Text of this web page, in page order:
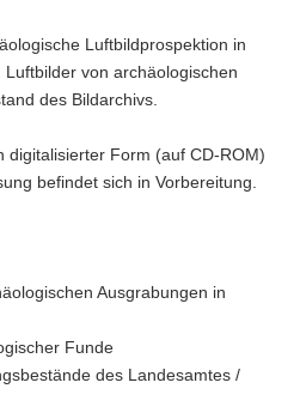
Luftbildprospektion in
von archäologischen
des Bildarchivs.
digitalisierter Form (auf CD-ROM)
befindet sich in Vorbereitung.
Ausgrabungen in
Funde
des Landesamtes /